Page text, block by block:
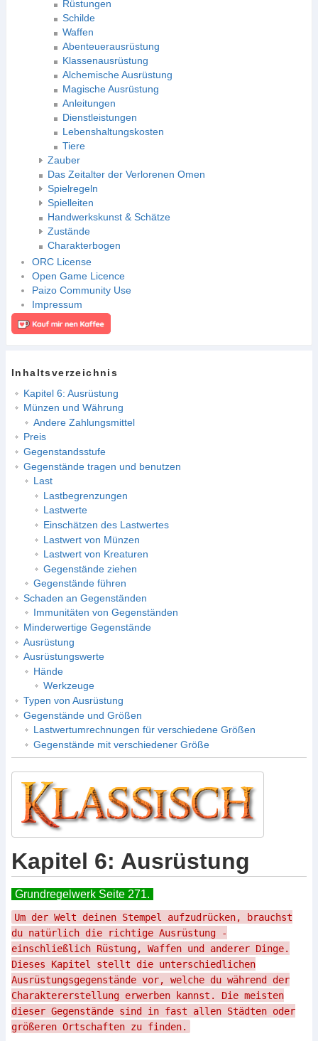
Rüstungen
Schilde
Waffen
Abenteuerausrüstung
Klassenausrüstung
Alchemische Ausrüstung
Magische Ausrüstung
Anleitungen
Dienstleistungen
Lebenshaltungskosten
Tiere
Zauber
Das Zeitalter der Verlorenen Omen
Spielregeln
Spielleiten
Handwerkskunst & Schätze
Zustände
Charakterbogen
ORC License
Open Game Licence
Paizo Community Use
Impressum
Inhaltsverzeichnis
Kapitel 6: Ausrüstung
Münzen und Währung
Andere Zahlungsmittel
Preis
Gegenstandsstufe
Gegenstände tragen und benutzen
Last
Lastbegrenzungen
Lastwerte
Einschätzen des Lastwertes
Lastwert von Münzen
Lastwert von Kreaturen
Gegenstände ziehen
Gegenstände führen
Schaden an Gegenständen
Immunitäten von Gegenständen
Minderwertige Gegenstände
Ausrüstung
Ausrüstungswerte
Hände
Werkzeuge
Typen von Ausrüstung
Gegenstände und Größen
Lastwertumrechnungen für verschiedene Größen
Gegenstände mit verschiedener Größe
Kapitel 6: Ausrüstung
Grundregelwerk Seite 271.
Um der Welt deinen Stempel aufzudrücken, brauchst
du natürlich die richtige Ausrüstung -
einschließlich Rüstung, Waffen und anderer Dinge.
Dieses Kapitel stellt die unterschiedlichen
Ausrüstungsgegenstände vor, welche du während der
Charaktererstellung erwerben kannst. Die meisten
dieser Gegenstände sind in fast allen Städten oder
größeren Ortschaften zu finden.